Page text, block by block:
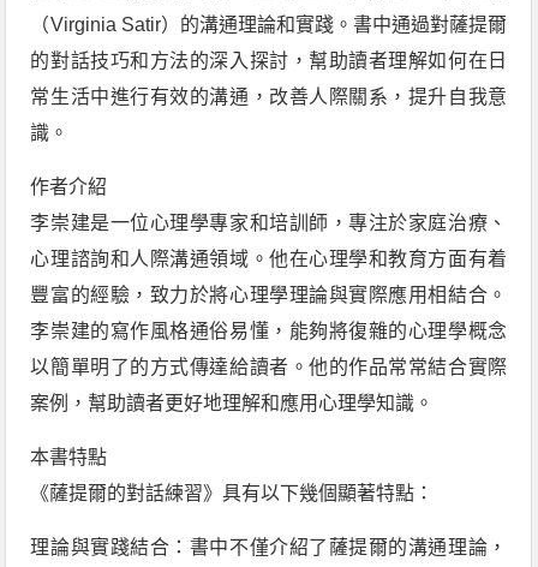
（Virginia Satir）的溝通理論和實踐。書中通過對薩提爾
的對話技巧和方法的深入探討，幫助讀者理解如何在日
常生活中進行有效的溝通，改善人際關系，提升自我意
識。
作者介紹
李崇建是一位心理學專家和培訓師，專注於家庭治療、
心理諮詢和人際溝通領域。他在心理學和教育方面有着
豐富的經驗，致力於將心理學理論與實際應用相結合。
李崇建的寫作風格通俗易懂，能夠將復雜的心理學概念
以簡單明了的方式傳達給讀者。他的作品常常結合實際
案例，幫助讀者更好地理解和應用心理學知識。
本書特點
《薩提爾的對話練習》具有以下幾個顯著特點：
理論與實踐結合：書中不僅介紹了薩提爾的溝通理論，